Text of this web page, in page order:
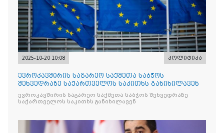
2025-10-20 10:08 პოლიტიკა
ევროკავშირის საგარეო საქმეთა საბჭოს
შეხვედრაზე საქართველოს საკითხს განიხილავენ
ევროკავშირის საგარეო საქმეთა საბჭოს შეხვედრაზე
საქართველოს საკითხს განიხილავენ